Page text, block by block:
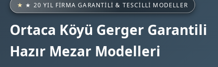
★ 20 YIL FIRMA GARANTILI & TESCILLI MODELLER
Ortaca Köyü Gerger Garantili
Hazır Mezar Modelleri